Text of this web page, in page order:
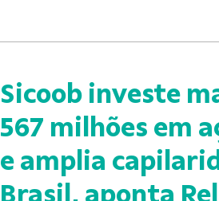
Sicoob investe
567 milhões em
e amplia
Brasil, aponta